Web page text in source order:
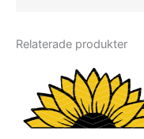
Relaterade produkter